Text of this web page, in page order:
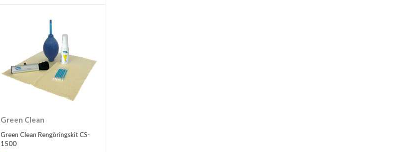
Green Clean
Green Clean Rengöringskit CS-
1500